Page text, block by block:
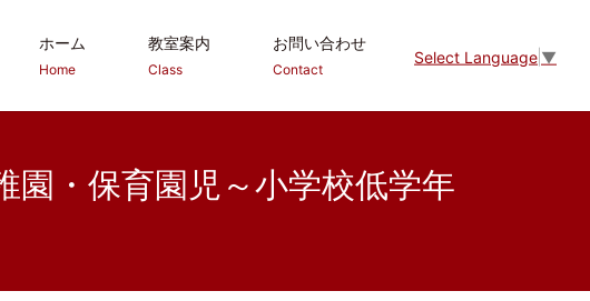
Select Language ▼
ホーム
Home
教室案内
Class
お問い合わせ
Contact
・保育園児～小学校低学年